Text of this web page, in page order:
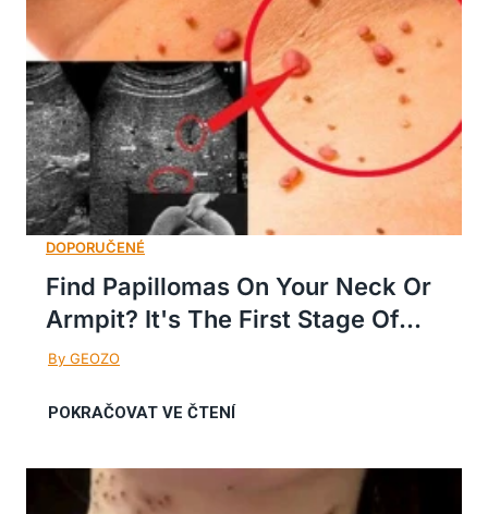
Find Papillomas On Your Neck Or
Armpit? It's The First Stage Of...